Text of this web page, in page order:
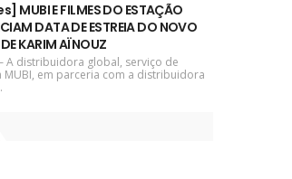
MUBI E FILMES DO ESTAÇÃO
DATA DE ESTREIA DO NOVO
KARIM AÏNOUZ
A distribuidora global, serviço de
em parceria com a distribuidora